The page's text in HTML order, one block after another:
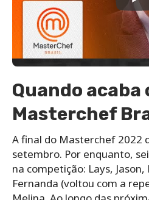
Quando acaba
Masterchef
A final do Masterchef 2022
setembro. Por enquanto,
na competição: Lays,
Fernanda (voltou com a